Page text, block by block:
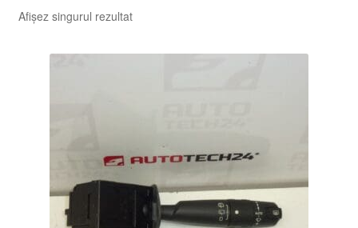
Afișez singurul rezultat